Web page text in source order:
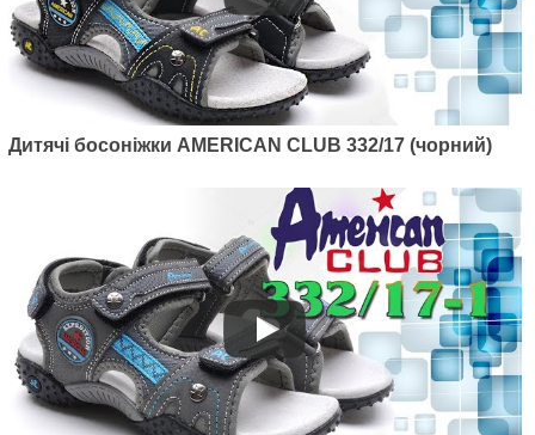
Артикул: 448/21
Дитячі босоніжки American club
448/21 (чорний/зелений)
Дитячі босоніжки AMERICAN CLUB 332/17 (чорний)